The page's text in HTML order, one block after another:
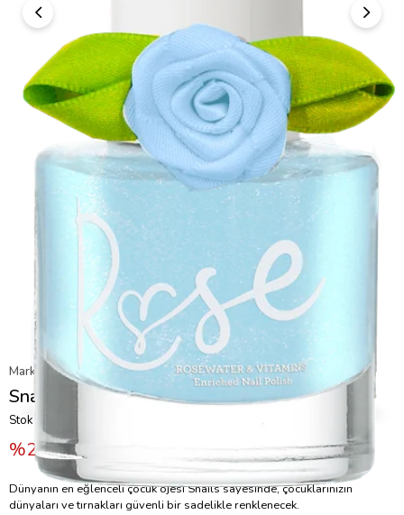
Marka Snails
Snails Soyulabilir Su Bazlı Oje – Sic
Stok Kodu
20 ₺400,00
Dünyanın en eğlenceli çocuk ojesi Snails sayesinde, çocuklarınızın
dünyaları ve tırnakları güvenli bir sadelikle renklenecek.